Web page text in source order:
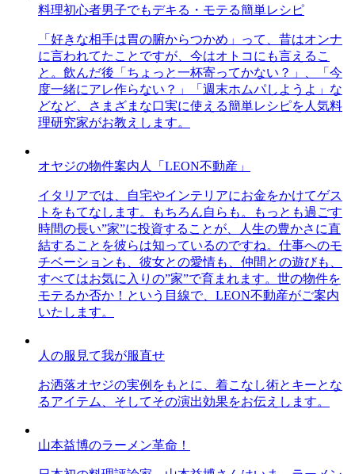
料理初心者男子でもデキる・モテる簡単レシピ
「好きな相手は胃の腑からつかめ」って、昔はオンナ
に言われてたことですが、今はオトコにも言えるこ
と。飲んだ後「ちょっと一杯寄ってかない？」、「今
度一緒にアレ作らない？」「週末ホムパしようよ」な
どなど、さまざまな口実に使える簡単レシピを人気料
理研究家がお教えします。
オヤジの物件案内人「LEON不動産」
イタリアでは、自宅やインテリアにお金をかけてゲス
トをもてなします。もちろん自らも。もっとも過ごす
時間の長い”家”に投資することが、人生の豊かさに直
結することを彼らは知っているのですね。仕事へのモ
チベーションも、彼女との愛情も、仲間との遊びも、
すべてはお気に入りの”家”で育まれます。世の物件を
モテるか否か！という目線で、LEON不動産がご案内
いたします。
人の服見て我が服直せ
お洒落オヤジの実例をもとに、着こなし術とキーとな
るアイテム、そしてその演出効果をお伝えします。
山本益博のラーメン革命！